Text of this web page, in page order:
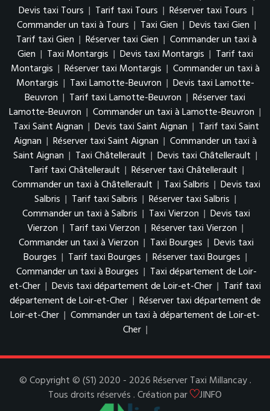
Devis taxi Tours | Tarif taxi Tours | Réserver taxi Tours |
Commander un taxi à Tours | Taxi Gien | Devis taxi Gien |
Tarif taxi Gien | Réserver taxi Gien | Commander un taxi à
Gien | Taxi Montargis | Devis taxi Montargis | Tarif taxi
Montargis | Réserver taxi Montargis | Commander un taxi à
Montargis | Taxi Lamotte-Beuvron | Devis taxi Lamotte-
Beuvron | Tarif taxi Lamotte-Beuvron | Réserver taxi
Lamotte-Beuvron | Commander un taxi à Lamotte-Beuvron |
Taxi Saint Aignan | Devis taxi Saint Aignan | Tarif taxi Saint
Aignan | Réserver taxi Saint Aignan | Commander un taxi à
Saint Aignan | Taxi Châtellerault | Devis taxi Châtellerault |
Tarif taxi Châtellerault | Réserver taxi Châtellerault |
Commander un taxi à Châtellerault | Taxi Salbris | Devis taxi
Salbris | Tarif taxi Salbris | Réserver taxi Salbris |
Commander un taxi à Salbris | Taxi Vierzon | Devis taxi
Vierzon | Tarif taxi Vierzon | Réserver taxi Vierzon |
Commander un taxi à Vierzon | Taxi Bourges | Devis taxi
Bourges | Tarif taxi Bourges | Réserver taxi Bourges |
Commander un taxi à Bourges | Taxi département de Loir-
et-Cher | Devis taxi département de Loir-et-Cher | Tarif taxi
département de Loir-et-Cher | Réserver taxi département de
Loir-et-Cher | Commander un taxi à département de Loir-et-
Cher |
© Copyright © (S1) 2020 - 2026 Réserver Taxi Millancay .
Tous droits réservés . Création par
JINFO